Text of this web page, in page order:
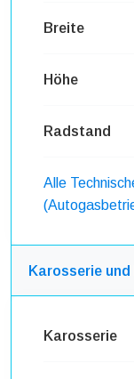
Breite
Höhe
Radstand
Alle
Karosserie
Karosserie